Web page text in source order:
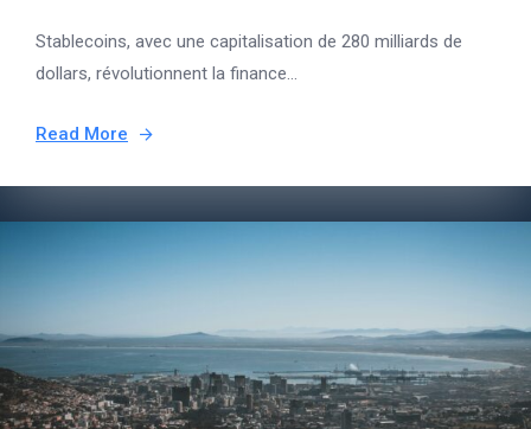
Stablecoins, avec une capitalisation de 280 milliards de
dollars, révolutionnent la finance...
Read More